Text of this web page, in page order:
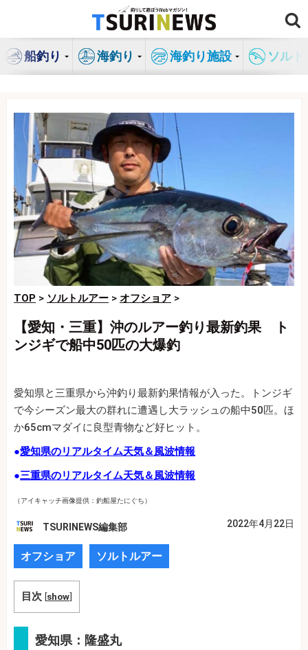
ン
船釣り 海釣り 海釣り施設 ソル
TOP > ソルトルアー > オフショア >
【愛知・三重】沖のルアー釣り最新釣果 ト
ンジギで船中50匹の大爆釣
愛知県と三重県から沖釣り最新釣果情報が入った。トンジギ
で今シーズン最大の群れに遭遇し大ラッシュの船中50匹。ほ
か65cmマダイに良型青物など好ヒット。
●愛知県のリアルタイム天気＆風波情報
●三重県のリアルタイム天気＆風波情報
（アイキャッチ画像提供：釣船屋たにぐち）
TSURINEWS編集部 2022年4月22日
オフショア ソルトルアー
目次 [show]
愛知県：隆盛丸